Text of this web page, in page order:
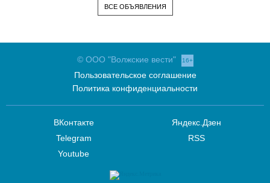
ВСЕ ОБЪЯВЛЕНИЯ
© ООО "Волжские вести" 16+
Пользовательское соглашение
Политика конфиденциальности
ВКонтакте
Telegram
Youtube
Яндекс.Дзен
RSS